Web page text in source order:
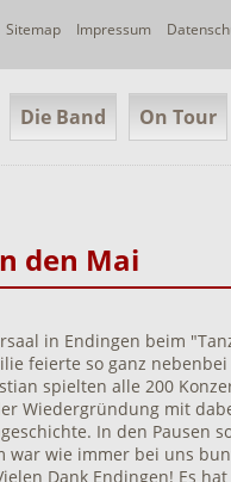
Navigation
Sitemap Impressum
Die Band On Tour
den Mai
in Endingen beim
feierte so ganz
spielten alle 200
Wiedergründung mit
In den Pausen
war wie immer bei uns
Dank Endingen! Es